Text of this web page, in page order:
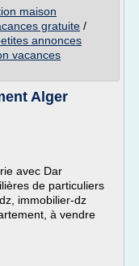
maison
gratuite /
annonces
vacances
Alger
avec Dar
de particuliers
immobilier-dz
à vendre